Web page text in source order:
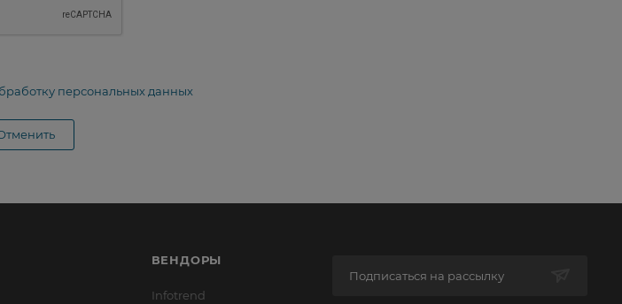
персональных данных
ВЕНДОРЫ
Infotrend
Подписаться на рассылку